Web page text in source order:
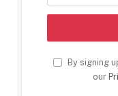
By signing
our